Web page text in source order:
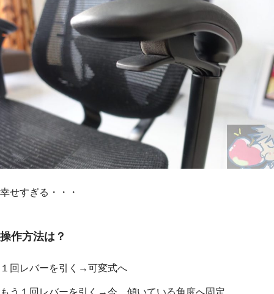
幸せすぎる・・・
操作方法は？
１回レバーを引く→可変式へ
もう１回レバーを引く→今、傾いている角度へ固定